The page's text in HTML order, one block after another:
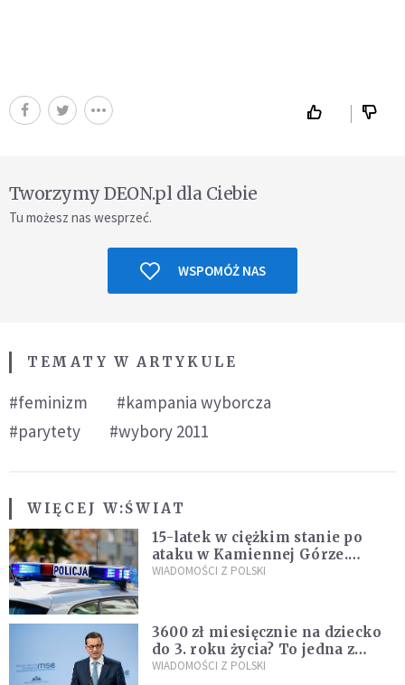
Tworzymy DEON.pl dla Ciebie
Tu możesz nas wesprzeć.
WSPOMÓŻ NAS
TEMATY W ARTYKULE
#feminizm
#kampania wyborcza
#parytety
#wybory 2011
WIĘCEJ W:ŚWIAT
15-latek w ciężkim stanie po
ataku w Kamiennej Górze.
Policja zatrzymała dwóch
WIADOMOŚCI Z POLSKI
3600 zł miesięcznie na dziecko
do 3. roku życia? To jedna z
propozycji programu "Rozwój
WIADOMOŚCI Z POLSKI